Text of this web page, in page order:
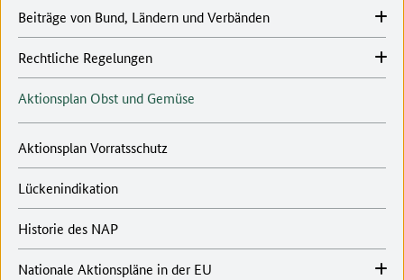
Beiträge von Bund, Ländern und Verbänden
Rechtliche Regelungen
Aktionsplan Obst und Gemüse
Aktionsplan Vorratsschutz
Lückenindikation
Historie des NAP
Nationale Aktionspläne in der EU